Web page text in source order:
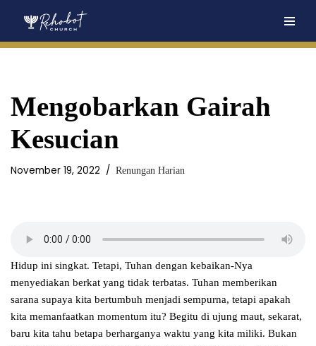
Mengobarkan Gairah
Kesucian
November 19, 2022 Renungan Harian
Hidup ini singkat. Tetapi, Tuhan dengan kebaikan-Nya
menyediakan berkat yang tidak terbatas. Tuhan memberikan
sarana supaya kita bertumbuh menjadi sempurna, tetapi apakah
kita memanfaatkan momentum itu? Begitu di ujung maut, sekarat,
baru kita tahu betapa berharganya waktu yang kita miliki. Bukan